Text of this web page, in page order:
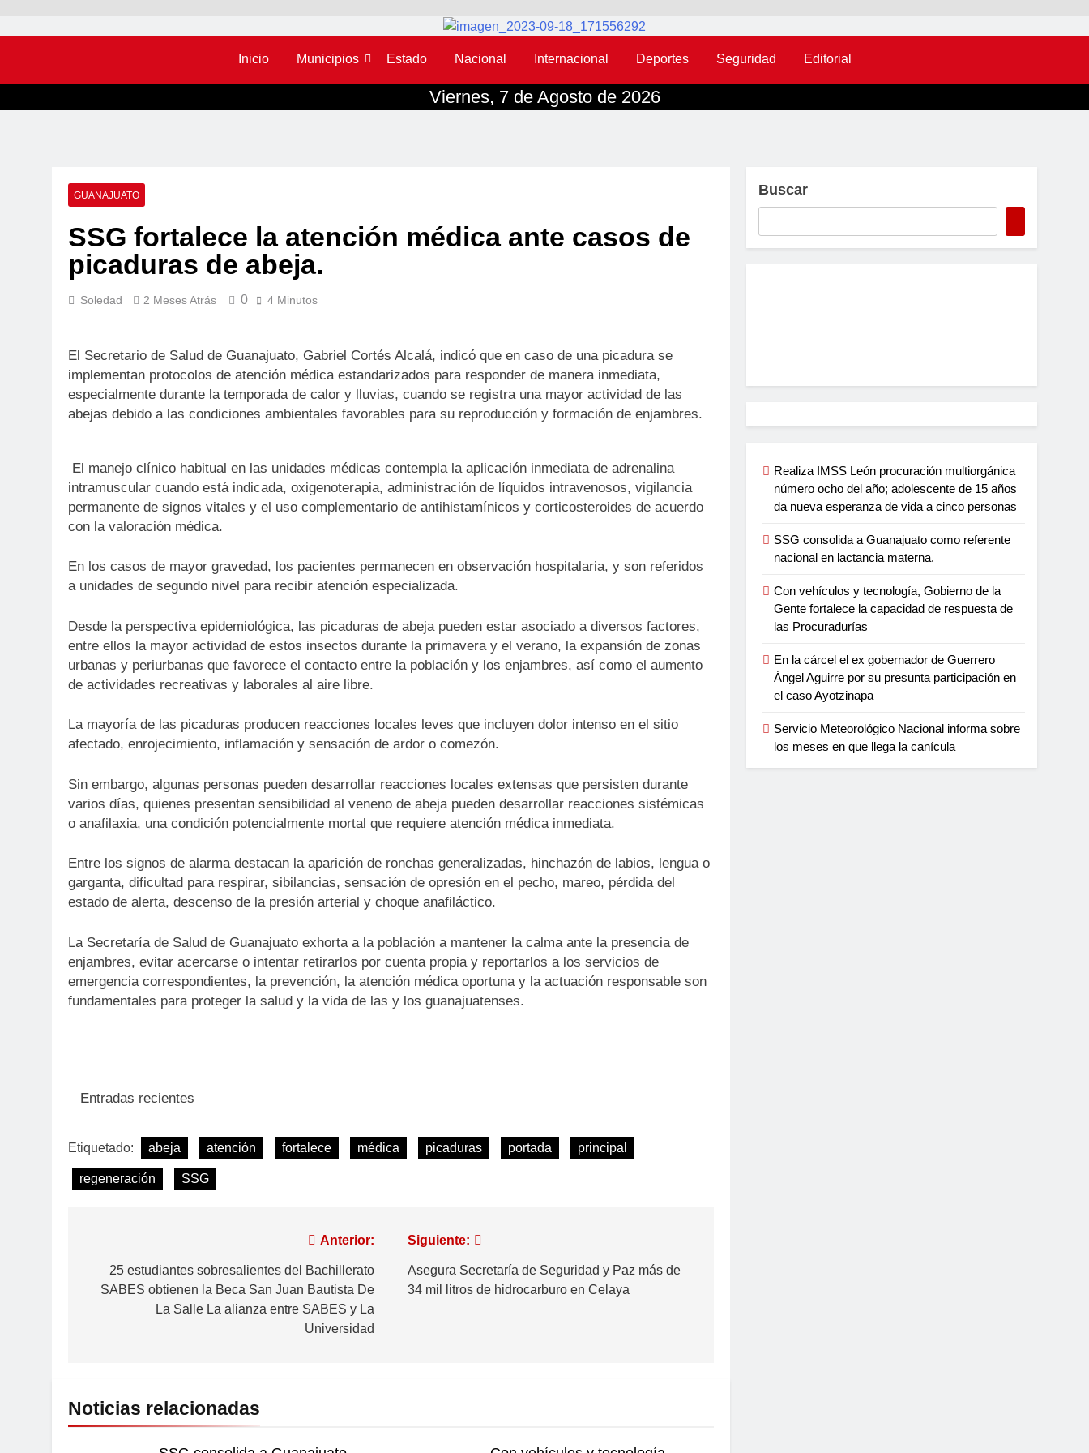
Inicio Municipios Estado Nacional Internacional Deportes Seguridad Editorial
Viernes, 7 de Agosto de 2026
GUANAJUATO
SSG fortalece la atención médica ante casos de
picaduras de abeja.
Soledad 2 Meses Atrás 0 4 Minutos
El Secretario de Salud de Guanajuato, Gabriel Cortés Alcalá, indicó que en caso de una picadura se
implementan protocolos de atención médica estandarizados para responder de manera inmediata,
especialmente durante la temporada de calor y lluvias, cuando se registra una mayor actividad de las
abejas debido a las condiciones ambientales favorables para su reproducción y formación de enjambres.
El manejo clínico habitual en las unidades médicas contempla la aplicación inmediata de adrenalina
intramuscular cuando está indicada, oxigenoterapia, administración de líquidos intravenosos, vigilancia
permanente de signos vitales y el uso complementario de antihistamínicos y corticosteroides de acuerdo
con la valoración médica.
En los casos de mayor gravedad, los pacientes permanecen en observación hospitalaria, y son referidos
a unidades de segundo nivel para recibir atención especializada.
Desde la perspectiva epidemiológica, las picaduras de abeja pueden estar asociado a diversos factores,
entre ellos la mayor actividad de estos insectos durante la primavera y el verano, la expansión de zonas
urbanas y periurbanas que favorece el contacto entre la población y los enjambres, así como el aumento
de actividades recreativas y laborales al aire libre.
La mayoría de las picaduras producen reacciones locales leves que incluyen dolor intenso en el sitio
afectado, enrojecimiento, inflamación y sensación de ardor o comezón.
Sin embargo, algunas personas pueden desarrollar reacciones locales extensas que persisten durante
varios días, quienes presentan sensibilidad al veneno de abeja pueden desarrollar reacciones sistémicas
o anafilaxia, una condición potencialmente mortal que requiere atención médica inmediata.
Entre los signos de alarma destacan la aparición de ronchas generalizadas, hinchazón de labios, lengua o
garganta, dificultad para respirar, sibilancias, sensación de opresión en el pecho, mareo, pérdida del
estado de alerta, descenso de la presión arterial y choque anafiláctico.
La Secretaría de Salud de Guanajuato exhorta a la población a mantener la calma ante la presencia de
enjambres, evitar acercarse o intentar retirarlos por cuenta propia y reportarlos a los servicios de
emergencia correspondientes, la prevención, la atención médica oportuna y la actuación responsable son
fundamentales para proteger la salud y la vida de las y los guanajuatenses.
Entradas recientes
Etiquetado: abeja atención fortalece médica picaduras portada principal
regeneración SSG
Anterior:
25 estudiantes sobresalientes del Bachillerato
SABES obtienen la Beca San Juan Bautista De
La Salle La alianza entre SABES y La
Universidad
Siguiente:
Asegura Secretaría de Seguridad y Paz más de
34 mil litros de hidrocarburo en Celaya
Noticias relacionadas
Buscar
Realiza IMSS León procuración multiorgánica
número ocho del año; adolescente de 15 años
da nueva esperanza de vida a cinco personas
SSG consolida a Guanajuato como referente
nacional en lactancia materna.
Con vehículos y tecnología, Gobierno de la
Gente fortalece la capacidad de respuesta de
las Procuradurías
En la cárcel el ex gobernador de Guerrero
Ángel Aguirre por su presunta participación en
el caso Ayotzinapa
Servicio Meteorológico Nacional informa sobre
los meses en que llega la canícula